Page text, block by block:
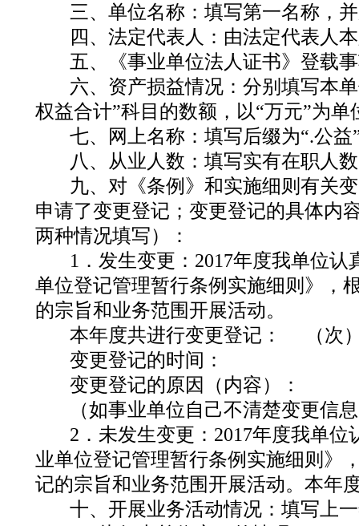
三、单位名称： 填写第一名称，
四、法定代表人： 由法定代表人
五、《事业单位法人证书》登载
六、资产损益情况： 分别填写本
权益合计”科目的数额，以“万元”为单
七、网上名称： 填写后缀为“.公益
八、从业人数： 填写实有在职人
九、对《条例》和实施细则有关
申请了变更登记；变更登记的具体内
两种情况填写）：
1 ．发生变更： 2017年度我单位认
单位登记管理暂行条例实施细则》，
的宗旨和业务范围开展活动。
本年度共进行变更登记：
（次
变更登记的时间：
变更登记的原因（内容）：
（如事业单位自己不清楚变更信
2 ．未发生变更： 2017年度我单位
业单位登记管理暂行条例实施细则》
记的宗旨和业务范围开展活动。本年
十、开展业务活动情况： 填写上